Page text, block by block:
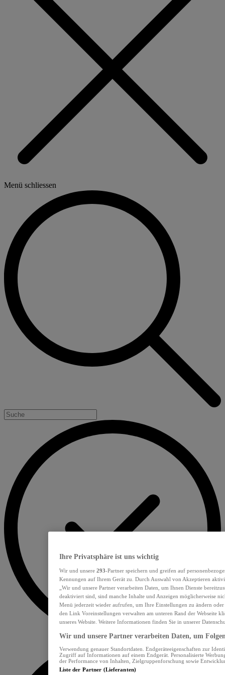
Menü schliessen
Ihre Privatsphäre ist uns wichtig
Wir und unsere 293-Partner speichern und greifen auf
Kennungen auf Ihrem Gerät zu. Durch Auswahl von Akzeptieren
„Wir und unsere Partner verarbeiten Daten, um Ihnen Dienste
deaktiviert sind, sind manche Inhalte und Anzeigen möglicherweise
Menü jederzeit wieder aufrufen, um Ihre Einstellungen zu ändern
den Link Voreinstellungen verwalten am unteren Rand der Webseite
unseres Website. Weitere Informationen finden Sie in unserer
Wir und unsere Partner verarbeiten Daten, um
Verwendung genauer Standortdaten. Endgeräteeigenschaften zur
Zugriff auf Informationen auf einem Endgerät. Personalisierte
der Performance von Inhalten, Zielgruppenforschung sowie
Liste der Partner (Lieferanten)